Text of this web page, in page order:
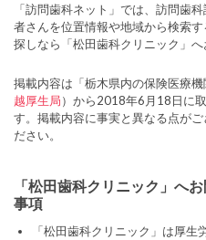
「訪問歯科ネット」では、訪問歯
者さんを位置情報や地域から検索
探しなら「松田歯科クリニック」へ
掲載内容は「栃木県内の保険医療
越厚生局）から2018年6月18日に
す。掲載内容に事実と異なる点がご
ださい。
「松田歯科クリニック」へ
事項
「松田歯科クリニック」は厚生